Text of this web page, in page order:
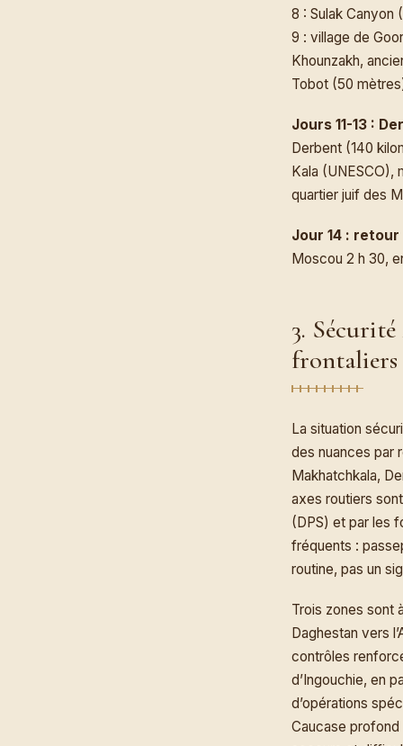
8 : Sulak Canyon
9 : village de
Khounzakh,
Tobot (50
Jours 11-13 :
Derbent (140
Kala (UNESCO),
quartier juif des
Jour 14 :
Moscou 2 h 30,
3.
frontaliers
La situation
des nuances par
Makhatchkala,
axes routiers
(DPS) et par les
fréquents :
routine, pas un
Trois zones sont
Daghestan vers
contrôles
d’Ingouchie, en
d’opérations
Caucase profond